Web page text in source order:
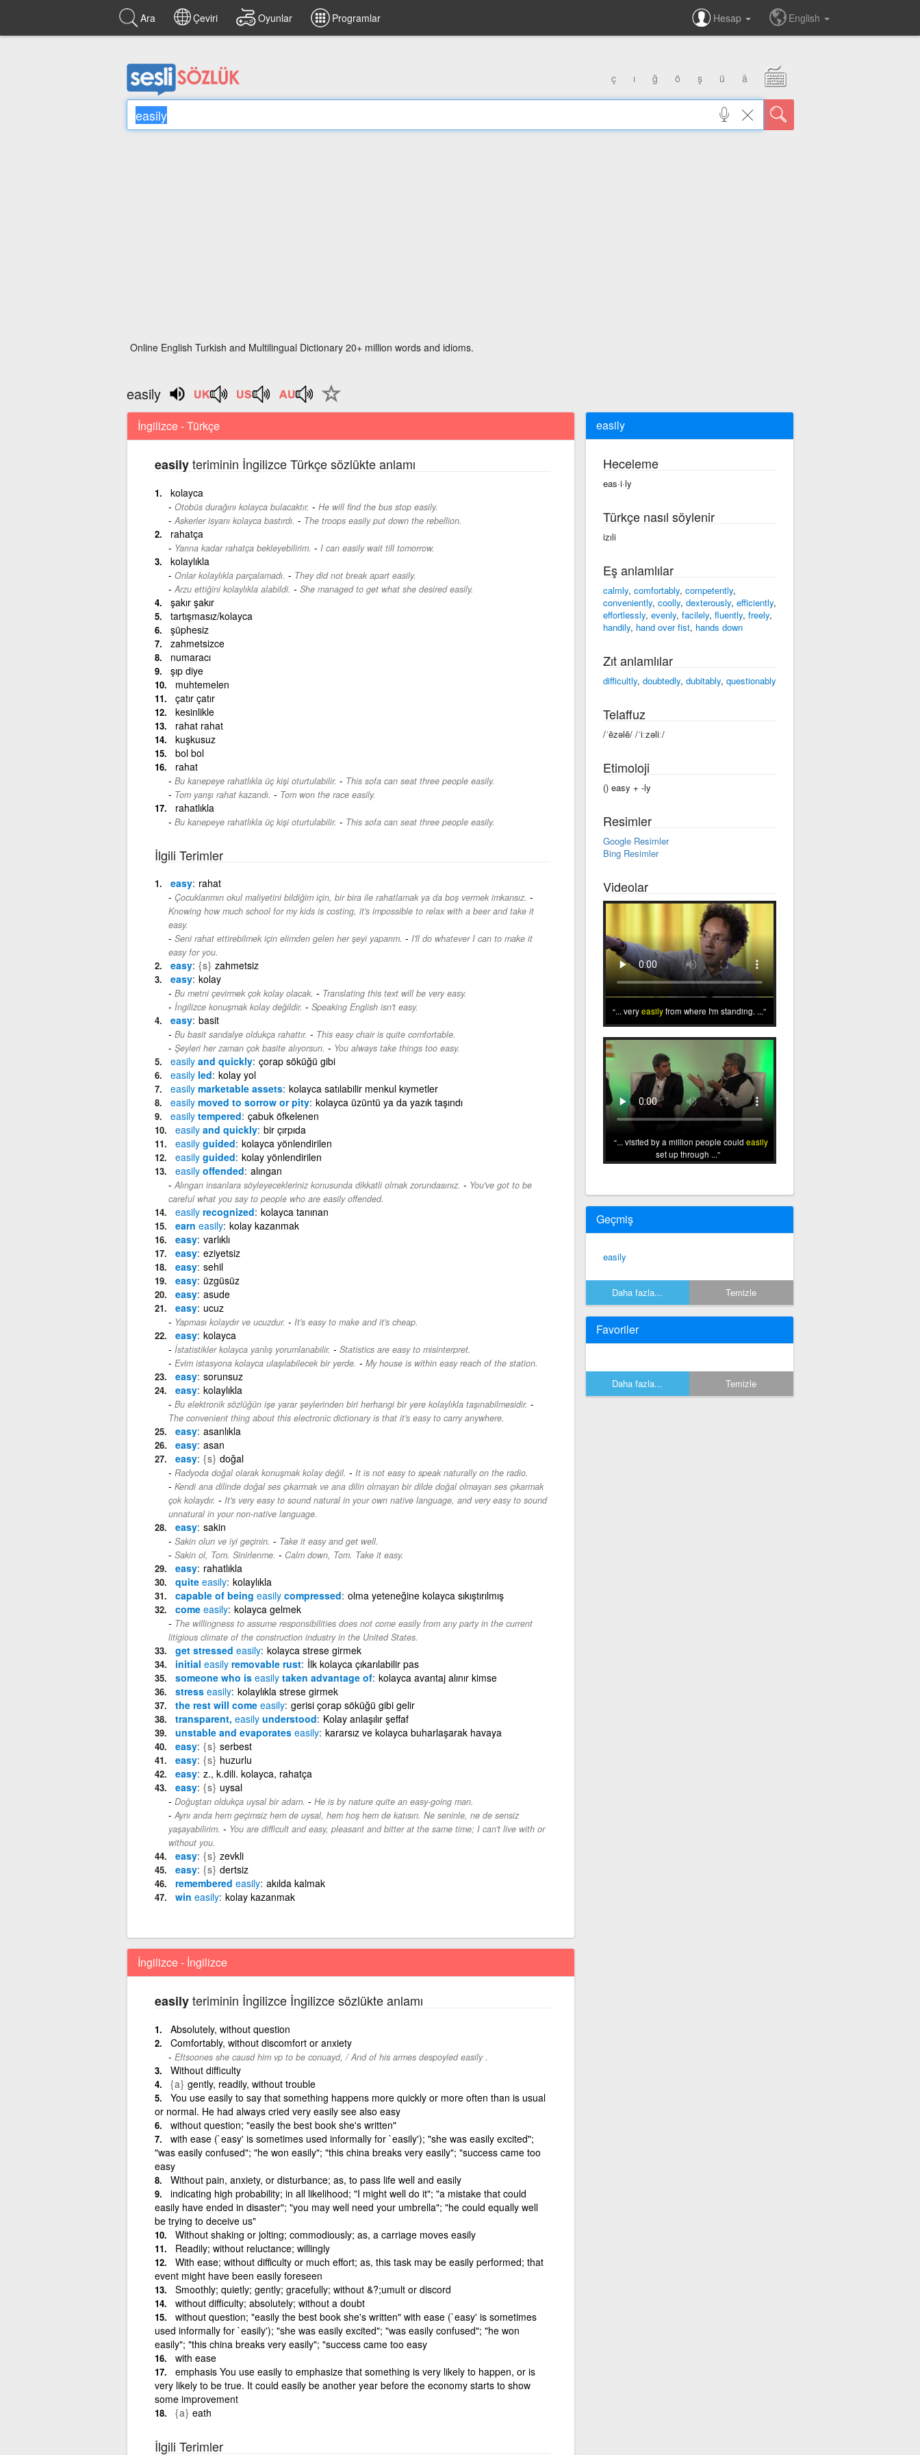
Ara Çeviri Oyunlar Programlar Hesap English
ç ı ğ ö ş ü â
Online English Turkish and Multilingual Dictionary 20+ million words and idioms.
easily
İngilizce - Türkçe
easilyteriminin İngilizce Türkçe sözlükte anlamı
kolayca
Otobüs durağını kolayca bulacaktır. - He will find the bus stop easily.
Askerler isyanı kolayca bastırdı. - The troops easily put down the rebellion.
rahatça
Yarına kadar rahatça bekleyebilirim. - I can easily wait till tomorrow.
kolaylıkla
Onlar kolaylıkla parçalamadı. - They did not break apart easily.
Arzu ettiğini kolaylıkla alabildi. - She managed to get what she desired easily.
şakır şakır
tartışmasız/kolayca
şüphesiz
zahmetsizce
numaracı
şıp diye
muhtemelen
çatır çatır
kesinlikle
rahat rahat
kuşkusuz
bol bol
rahat
Bu kanepeye rahatlıkla üç kişi oturtulabilir. - This sofa can seat three people easily.
Tom yarışı rahat kazandı. - Tom won the race easily.
rahatlıkla
Bu kanepeye rahatlıkla üç kişi oturtulabilir. - This sofa can seat three people easily.
İlgili Terimler
easy rahat
Çocuklarımın okul maliyetini bildiğim için, bir bira ile rahatlamak ya da boş vermek imkansız. -
Knowing how much school for my kids is costing, it's impossible to relax with a beer and take it
easy.
Seni rahat ettirebilmek için elimden gelen her şeyi yaparım. - I'll do whatever I can to make it
easy for you.
easy {s} zahmetsiz
easy kolay
Bu metni çevirmek çok kolay olacak. - Translating this text will be very easy.
İngilizce konuşmak kolay değildir. - Speaking English isn't easy.
easy basit
Bu basit sandalye oldukça rahattır. - This easy chair is quite comfortable.
Şeyleri her zaman çok basite alıyorsun. - You always take things too easy.
easilyand quickly çorap söküğü gibi
easilyled kolay yol
easilymarketable assets kolayca satılabilir menkul kıymetler
easilymoved to sorrow or pity kolayca üzüntü ya da yazık taşındı
easilytempered çabuk öfkelenen
easilyand quickly bir çırpıda
easilyguided kolayca yönlendirilen
easilyguided kolay yönlendirilen
easilyoffended alıngan
Alıngan insanlara söyleyecekleriniz konusunda dikkatli olmak zorundasınız. - You've got to be
careful what you say to people who are easily offended.
easilyrecognized kolayca tanınan
earn easily kolay kazanmak
easy varlıklı
easy eziyetsiz
easy sehil
easy üzgüsüz
easy asude
easy ucuz
Yapması kolaydır ve ucuzdur. - It's easy to make and it's cheap.
easy kolayca
İstatistikler kolayca yanlış yorumlanabilir. - Statistics are easy to misinterpret.
Evim istasyona kolayca ulaşılabilecek bir yerde. - My house is within easy reach of the station.
easy sorunsuz
easy kolaylıkla
Bu elektronik sözlüğün işe yarar şeylerinden biri herhangi bir yere kolaylıkla taşınabilmesidir. -
The convenient thing about this electronic dictionary is that it's easy to carry anywhere.
easy asanlıkla
easy asan
easy {s} doğal
Radyoda doğal olarak konuşmak kolay değil. - It is not easy to speak naturally on the radio.
Kendi ana dilinde doğal ses çıkarmak ve ana dilin olmayan bir dilde doğal olmayan ses çıkarmak
çok kolaydır. - It's very easy to sound natural in your own native language, and very easy to sound
unnatural in your non-native language.
easy sakin
Sakin olun ve iyi geçinin. - Take it easy and get well.
Sakin ol, Tom. Sinirlenme. - Calm down, Tom. Take it easy.
easy rahatlıkla
quite easily kolaylıkla
capable of being easilycompressed olma yeteneğine kolayca sıkıştırılmış
come easily kolayca gelmek
The willingness to assume responsibilities does not come easily from any party in the current
litigious climate of the construction industry in the United States.
get stressed easily kolayca strese girmek
initial easilyremovable rust İlk kolayca çıkarılabilir pas
someone who is easilytaken advantage of kolayca avantaj alınır kimse
stress easily kolaylıkla strese girmek
the rest will come easily gerisi çorap söküğü gibi gelir
transparent, easilyunderstood Kolay anlaşılır şeffaf
unstable and evaporates easily kararsız ve kolayca buharlaşarak havaya
easy {s} serbest
easy {s} huzurlu
easy z., k.dili. kolayca, rahatça
easy {s} uysal
Doğuştan oldukça uysal bir adam. - He is by nature quite an easy-going man.
Aynı anda hem geçimsiz hem de uysal, hem hoş hem de katısın. Ne seninle, ne de sensiz
yaşayabilirim. - You are difficult and easy, pleasant and bitter at the same time; I can't live with or
without you.
easy {s} zevkli
easy {s} dertsiz
remembered easily akılda kalmak
win easily kolay kazanmak
İngilizce - İngilizce
easilyteriminin İngilizce İngilizce sözlükte anlamı
Absolutely, without question
Comfortably, without discomfort or anxiety
Eftsoones she causd him vp to be conuayd, / And of his armes despoyled easily .
Without difficulty
{a} gently, readily, without trouble
You use easily to say that something happens more quickly or more often than is usual
or normal. He had always cried very easily see also easy
without question; "easily the best book she's written"
with ease (`easy' is sometimes used informally for `easily'); "she was easily excited";
"was easily confused"; "he won easily"; "this china breaks very easily"; "success came too
easy
Without pain, anxiety, or disturbance; as, to pass life well and easily
indicating high probability; in all likelihood; "I might well do it"; "a mistake that could
easily have ended in disaster"; "you may well need your umbrella"; "he could equally well
be trying to deceive us"
Without shaking or jolting; commodiously; as, a carriage moves easily
Readily; without reluctance; willingly
With ease; without difficulty or much effort; as, this task may be easily performed; that
event might have been easily foreseen
Smoothly; quietly; gently; gracefully; without &?;umult or discord
without difficulty; absolutely; without a doubt
without question; "easily the best book she's written" with ease (`easy' is sometimes
used informally for `easily'); "she was easily excited"; "was easily confused"; "he won
easily"; "this china breaks very easily"; "success came too easy
with ease
emphasis You use easily to emphasize that something is very likely to happen, or is
very likely to be true. It could easily be another year before the economy starts to show
some improvement
{a} eath
İlgili Terimler
easily
Heceleme
eas·i·ly
Türkçe nasıl söylenir
izıli
Eş anlamlılar
calmly, comfortably, competently,
conveniently, coolly, dexterously, efficiently,
effortlessly, evenly, facilely, fluently, freely,
handily, hand over fist, hands down
Zıt anlamlılar
difficultly, doubtedly, dubitably, questionably
Telaffuz
/ˈēzəlē/ /ˈiːzəliː/
Etimoloji
() easy +‎ -ly
Resimler
Google Resimler
Bing Resimler
Videolar
... veryeasilyfrom where I'm standing. ...
... visited by a million people could easily
set up through ...
Geçmiş
easily
Daha fazla... Temizle
Favoriler
Daha fazla... Temizle